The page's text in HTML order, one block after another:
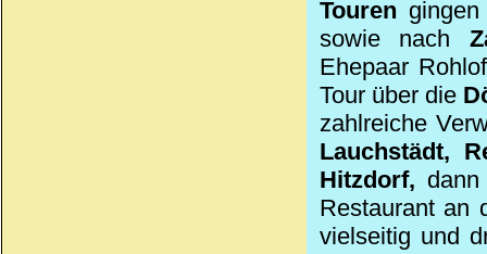
Touren
sowie nach
Ehepaar
Tour über die
zahlreiche
Lauchstädt,
Hitzdorf,
Restaurant an
vielseitig und